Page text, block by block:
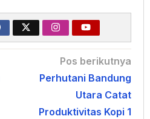
Pos berikutnya
Perhutani Bandung
Utara Catat
Produktivitas Kopi 1